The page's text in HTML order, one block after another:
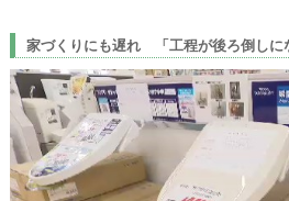
家づくりにも遅れ 「工程が後ろ倒しに